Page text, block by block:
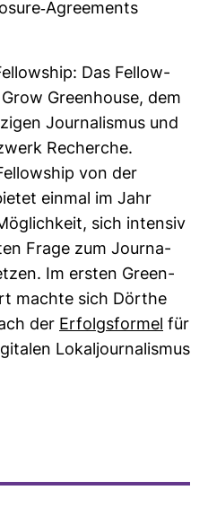
​Agree­ments
Das Fel­low­
Green­house, dem
Jour­na­lismus und
Recherche.
von der
einmal im Jahr
sich intensiv
Frage zum Jour­na­
Im ersten Green­
machte sich Dörthe
der Erfolgs­formel für
Lokal­jour­na­lismus